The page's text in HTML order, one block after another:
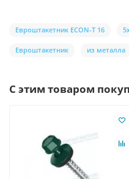
Евроштакетник ECON-T 16
Евроштакетник из металла
С этим товаром